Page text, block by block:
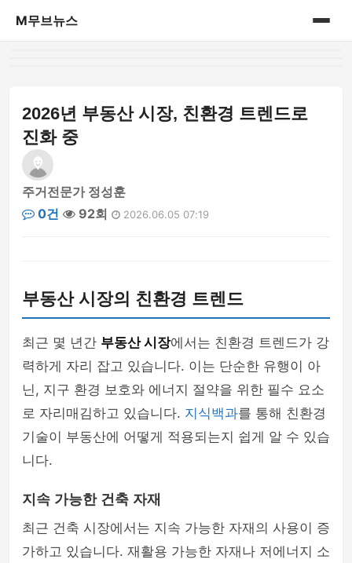
M무브뉴스
2026년 부동산 시장, 친환경 트렌드로
진화 중
주거전문가 정성훈
0건
92회 2026.06.05 07:19
부동산 시장의 친환경 트렌드
최근 몇 년간 부동산 시장에서는 친환경 트렌드가 강
력하게 자리 잡고 있습니다. 이는 단순한 유행이 아
닌, 지구 환경 보호와 에너지 절약을 위한 필수 요소
로 자리매김하고 있습니다. 지식백과를 통해 친환경
기술이 부동산에 어떻게 적용되는지 쉽게 알 수 있습
니다.
지속 가능한 건축 자재
최근 건축 시장에서는 지속 가능한 자재의 사용이 증
가하고 있습니다. 재활용 가능한 자재나 저에너지 소